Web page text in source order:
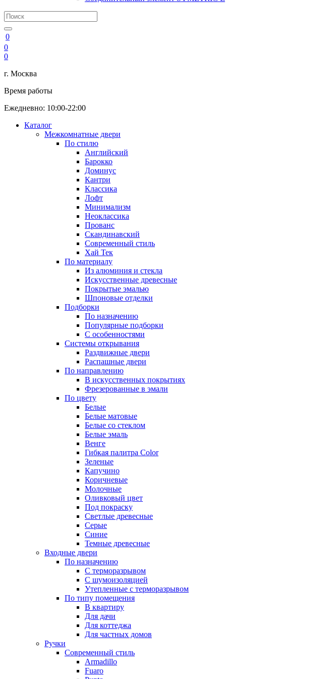
0
0
0
г. Москва
Время работы
Ежедневно: 10:00-22:00
Каталог
Межкомнатные двери
По стилю
Английский
Барокко
Доминус
Кантри
Классика
Лофт
Минимализм
Неоклассика
Прованс
Скандинавский
Современный стиль
Хай Тек
По материалу
Из алюминия и стекла
Искусственные древесные
Покрытые эмалью
Шпоновые отделки
Подборки
По назначению
Популярные подборки
С особенностями
Системы открывания
Раздвижные двери
Распашные двери
По направлению
В искусственных покрытиях
Фрезерованные в эмали
По цвету
Белые
Белые матовые
Белые со стеклом
Белые эмаль
Венге
Гибкая палитра Color
Зеленые
Капучино
Коричневые
Молочные
Оливковый цвет
Под покраску
Светлые древесные
Серые
Синие
Темные древесные
Входные двери
По назначению
С терморазрывом
С шумоизоляцией
Утепленные с терморазрывом
По типу помещения
В квартиру
Для дачи
Для коттеджа
Для частных домов
Ручки
Современный стиль
Armadillo
Fuaro